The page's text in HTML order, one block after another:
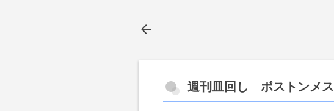
週刊皿回し ボストンメス